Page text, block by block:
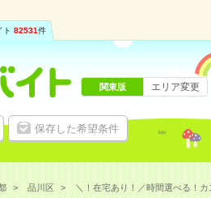
ト 82531件
保存した希望条件
関東版 エリア変更
品川区 ＼！在宅あり！／時間選べる！